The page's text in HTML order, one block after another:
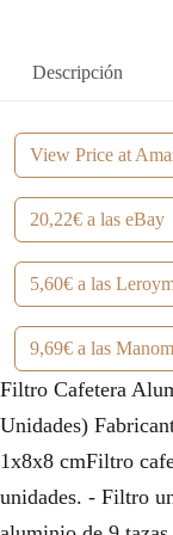
:
6
,
7
6
€
.
6
0
€
.
Descripción
View Price at
20,22€ a las eBay
5,60€ a las
9,69€ a las
Filtro Cafetera
Unidades)
1x8x8 cmFiltro
unidades. - Filtro